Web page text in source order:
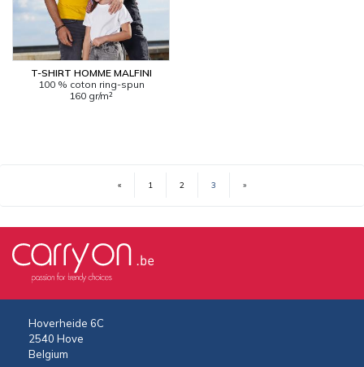
T-SHIRT HOMME MALFINI
100 % coton ring-spun
160 gr/m²
« 1 2
3
»
Hoverheide 6C
2540 Hove
Belgium